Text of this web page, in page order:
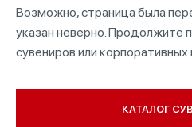
Возможно, страница была
указан неверно. Продолжите
сувениров или корпоративных
КАТАЛОГ